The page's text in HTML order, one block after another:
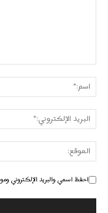
احفظ اسمي والبريد الإلكتروني